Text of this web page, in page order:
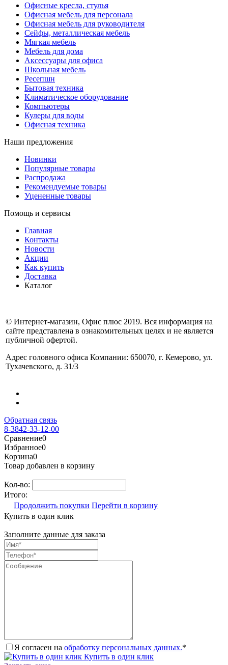
Офисные кресла, стулья
Офисная мебель для персонала
Офисная мебель для руководителя
Сейфы, металлическая мебель
Мягкая мебель
Мебель для дома
Аксессуары для офиса
Школьная мебель
Ресепшн
Бытовая техника
Климатическое оборудование
Компьютеры
Кулеры для воды
Офисная техника
Наши предложения
Новинки
Популярные товары
Распродажа
Рекомендуемые товары
Уцененные товары
Помощь и сервисы
Главная
Контакты
Новости
Акции
Как купить
Доставка
Каталог
© Интернет-магазин, Офис плюс 2019. Вся информация на
сайте представлена в ознакомительных целях и не является
публичной офертой.
Адрес головного офиса Компании: 650070, г. Кемерово, ул.
Тухачевского, д. 31/3
Обратная связь
8-3842-33-12-00
Сравнение0
Избранное0
Корзина0
Товар добавлен в корзину
Кол-во:
Итого:
Продолжить покупки Перейти в корзину
Купить в один клик
Заполните данные для заказа
Я согласен на обработку персональных данных.*
Купить в один клик